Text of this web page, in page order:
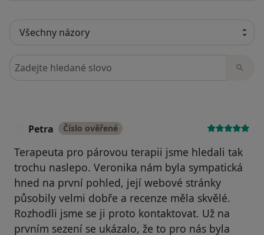
Hledejte v názorech
Petra Číslo ověřené
Terapeuta pro párovou terapii jsme hledali tak
trochu naslepo. Veronika nám byla sympatická
hned na první pohled, její webové stránky
působily velmi dobře a recenze měla skvělé.
Rozhodli jsme se ji proto kontaktovat. Už na
prvním sezení se ukázalo, že to pro nás byla